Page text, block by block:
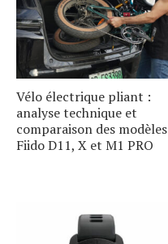
Vélo électrique pliant :
analyse technique et
comparaison des modèles
Fiido D11, X et M1 PRO